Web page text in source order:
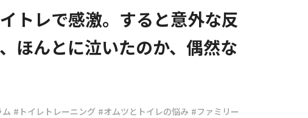
トレで感激。すると意外な反
んとに泣いたのか、偶然な
#トイレトレーニング #オムツとトイレの悩み #ファミリー